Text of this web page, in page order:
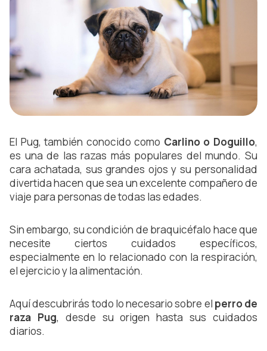
El Pug, también conocido como Carlino o Doguillo,
es una de las razas más populares del mundo. Su
cara achatada, sus grandes ojos y su personalidad
divertida hacen que sea un excelente compañero de
viaje para personas de todas las edades.
Sin embargo, su condición de braquicéfalo hace que
necesite ciertos cuidados específicos,
especialmente en lo relacionado con la respiración,
el ejercicio y la alimentación.
Aquí descubrirás todo lo necesario sobre el perro de
raza Pug, desde su origen hasta sus cuidados
diarios.